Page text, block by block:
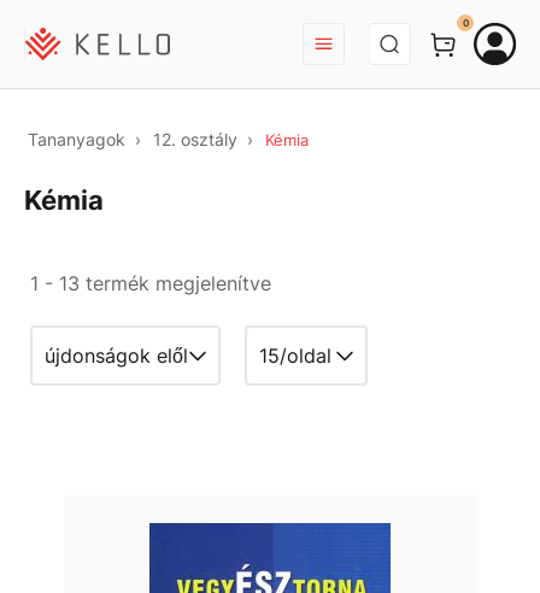
BEJELENTKEZÉS
0
Tananyagok 12. osztály Kémia
Kémia
1 - 13 termék megjelenítve